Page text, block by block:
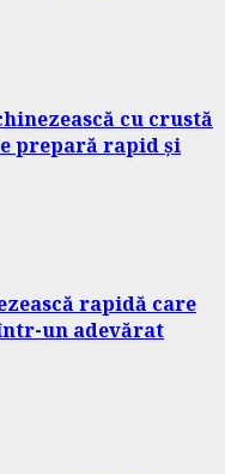
cu crustă
prepară rapid și
rapidă care
un adevărat